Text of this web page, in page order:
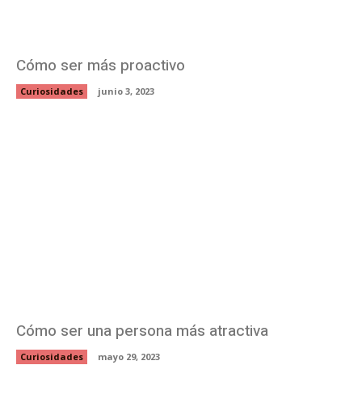
Cómo ser más proactivo
Curiosidades junio 3, 2023
Cómo ser una persona más atractiva
Curiosidades mayo 29, 2023